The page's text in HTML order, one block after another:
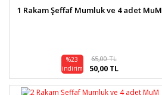
1 Rakam Şeffaf Mumluk ve 4 adet MuM
%23
indirim
65,00 TL
50,00 TL